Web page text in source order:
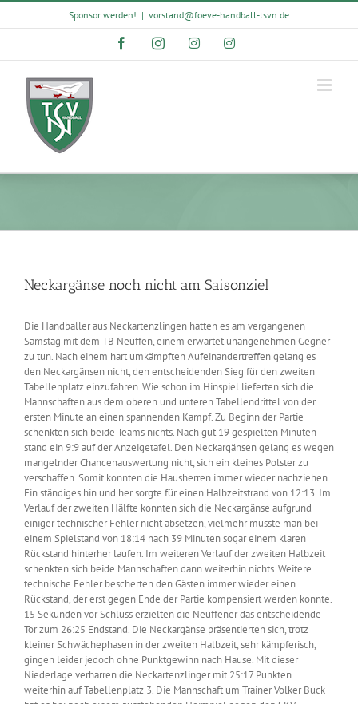
Skip
Sponsor werden! | vorstand@foeve-handball-tsvn.de
FacebookInstagramInstagramInstagram
Neckargänse noch nicht am Saisonziel
Die Handballer aus Neckartenzlingen hatten es am vergangenen
Samstag mit dem TB Neuffen, einem erwartet unangenehmen Gegner
zu tun. Nach einem hart umkämpften Aufeinandertreffen gelang es
den Neckargänsen nicht, den entscheidenden Sieg für den zweiten
Tabellenplatz einzufahren. Wie schon im Hinspiel lieferten sich die
Mannschaften aus dem oberen und unteren Tabellendrittel von der
ersten Minute an einen spannenden Kampf. Zu Beginn der Partie
schenkten sich beide Teams nichts. Nach gut 19 gespielten Minuten
stand ein 9:9 auf der Anzeigetafel. Den Neckargänsen gelang es wegen
mangelnder Chancenauswertung nicht, sich ein kleines Polster zu
verschaffen. Somit konnten die Hausherren immer wieder nachziehen.
Ein ständiges hin und her sorgte für einen Halbzeitstrand von 12:13. Im
Verlauf der zweiten Hälfte konnten sich die Neckargänse aufgrund
einiger technischer Fehler nicht absetzen, vielmehr musste man bei
einem Spielstand von 18:14 nach 39 Minuten sogar einem klaren
Rückstand hinterher laufen. Im weiteren Verlauf der zweiten Halbzeit
schenkten sich beide Mannschaften dann weiterhin nichts. Weitere
technische Fehler bescherten den Gästen immer wieder einen
Rückstand, der erst gegen Ende der Partie kompensiert werden konnte.
15 Sekunden vor Schluss erzielten die Neuffener das entscheidende
Tor zum 26:25 Endstand. Die Neckargänse präsentierten sich, trotz
kleiner Schwächephasen in der zweiten Halbzeit, sehr kämpferisch,
gingen leider jedoch ohne Punktgewinn nach Hause. Mit dieser
Niederlage verharren die Neckartenzlinger mit 25:17 Punkten
weiterhin auf Tabellenplatz 3. Die Mannschaft um Trainer Volker Buck